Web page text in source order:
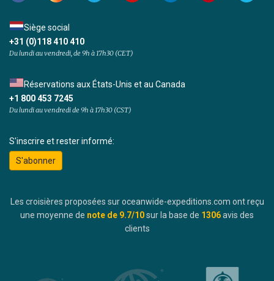
Siège social
+31 (0)118 410 410
Du lundi au vendredi, de 9h à 17h30 (CET)
Réservations aux États-Unis et au Canada
+1 800 453 7245
Du lundi au vendredi de 9h à 17h30 (CST)
S'inscrire et rester informé:
S'abonner
Les croisières proposées sur oceanwide-expeditions.com ont reçu
une moyenne de note de 9.7/10sur la base de 1306avis des
clients